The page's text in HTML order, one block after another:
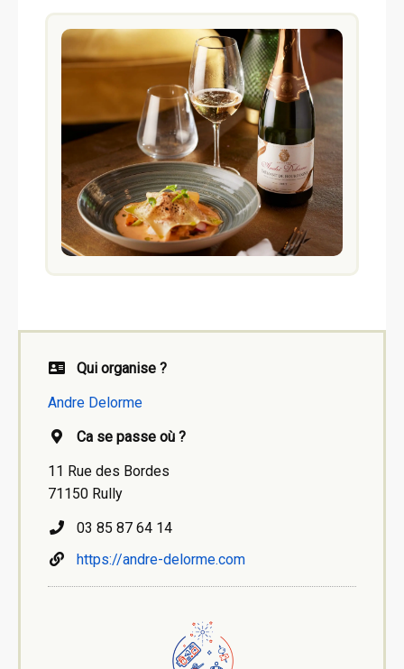
Qui organise ?
Andre Delorme
Ca se passe où ?
11 Rue des Bordes
71150 Rully
03 85 87 64 14
https://andre-delorme.com